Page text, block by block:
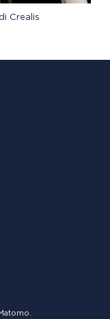
Crealis